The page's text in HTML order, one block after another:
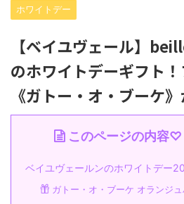
ホワイトデー
【ベイユヴェール】
のホワイトデーギフト
《ガトー・オ・ブーケ
このページの内容♡
ベイユヴェールンのホワイトデー
ガトー・オ・ブーケ オランジ